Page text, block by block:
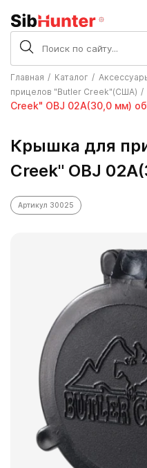
Главная Каталог
прицелов "Butler Creek"(США)
Creek" OBJ 02А(30,0 мм)
Крышка для
Creek" OBJ
Артикул 30025